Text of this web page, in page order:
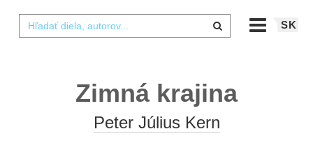
SK
Zimná krajina
Peter Július Kern